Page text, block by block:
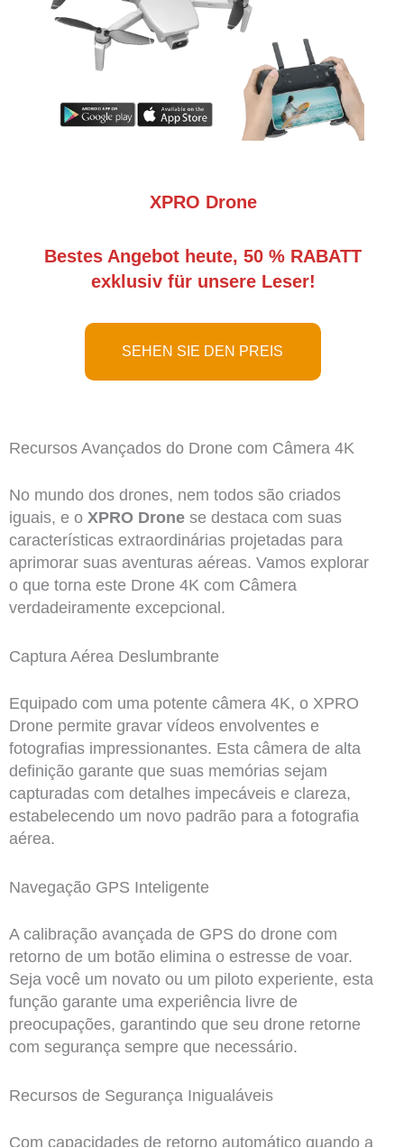
XPRO Drone
Bestes Angebot heute, 50 % RABATT
exklusiv für unsere Leser!
SEHEN SIE DEN PREIS
Recursos Avançados do Drone com Câmera 4K
No mundo dos drones, nem todos são criados
iguais, e o XPRO Dronese destaca com suas
características extraordinárias projetadas para
aprimorar suas aventuras aéreas. Vamos explorar
o que torna este Drone 4K com Câmera
verdadeiramente excepcional.
Captura Aérea Deslumbrante
Equipado com uma potente câmera 4K, o XPRO
Drone permite gravar vídeos envolventes e
fotografias impressionantes. Esta câmera de alta
definição garante que suas memórias sejam
capturadas com detalhes impecáveis e clareza,
estabelecendo um novo padrão para a fotografia
aérea.
Navegação GPS Inteligente
A calibração avançada de GPS do drone com
retorno de um botão elimina o estresse de voar.
Seja você um novato ou um piloto experiente, esta
função garante uma experiência livre de
preocupações, garantindo que seu drone retorne
com segurança sempre que necessário.
Recursos de Segurança Inigualáveis
Com capacidades de retorno automático quando a